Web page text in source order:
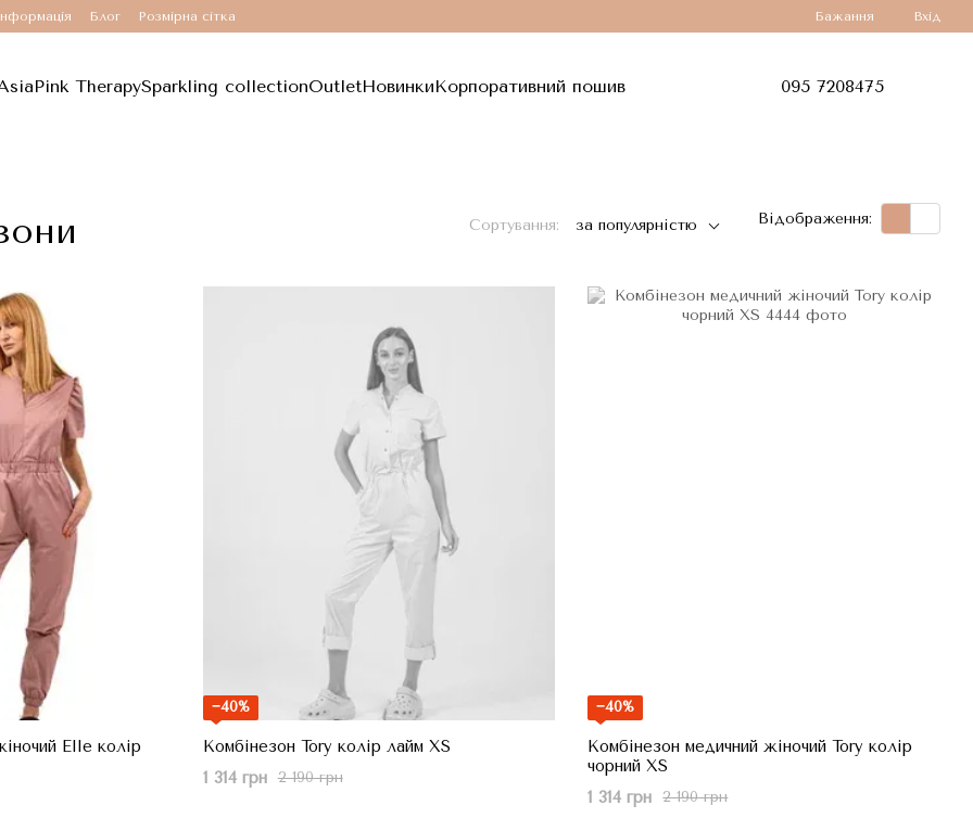
Блог Розмірна сітка Бажання Вхід
Pink TherapySparkling collectionOutletНовинкиКорпоративний пошив 095 7208475
Сортування: за популярністю Відображення:
Elle колір
−40%
Комбінезон Tory колір лайм XS
2 190 грн
1 314 грн
−40%
Комбінезон медичний жіночий Tory колір
чорний XS
2 190 грн
1 314 грн